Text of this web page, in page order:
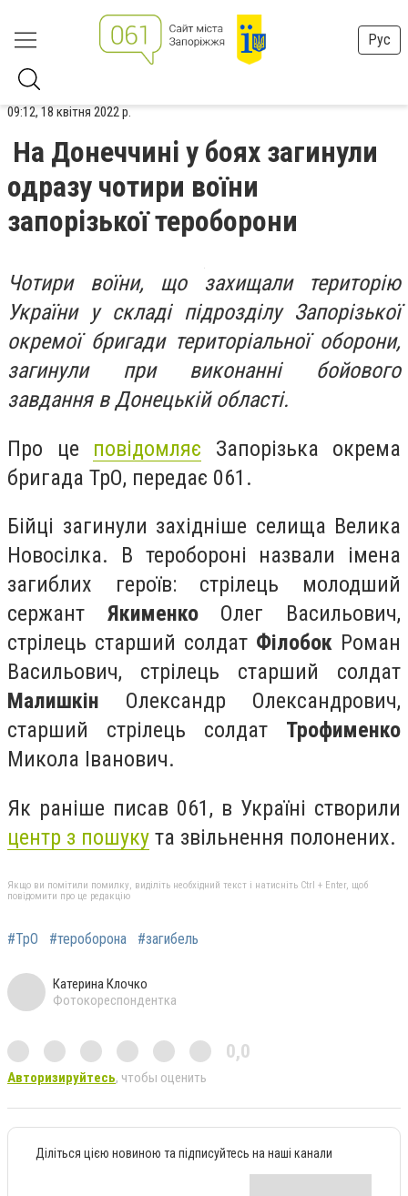
Рус
09:12, 18 квітня 2022 р.
На Донеччині у боях загинули
одразу чотири воїни
запорізької тероборони
Чотири воїни, що захищали територію
України у складі підрозділу Запорізької
окремої бригади територіальної оборони,
загинули при виконанні бойового
завдання в Донецькій області.
Про це повідомляє Запорізька окрема
бригада ТрО, передає 061.
Бійці загинули західніше селища Велика
Новосілка. В теробороні назвали імена
загиблих героїв: стрілець молодший
сержант ЯкименкоОлег Васильович,
стрілець старший солдат Філобок Роман
Васильович, стрілець старший солдат
Малишкін Олександр Олександрович,
старший стрілець солдат Трофименко
Микола Іванович.
Як раніше писав 061, в Україні створили
центр з пошуку та звільнення полонених.
Якщо ви помітили помилку, виділіть необхідний текст і натисніть Ctrl + Enter, щоб
повідомити про це редакцію
#ТрО #тероборона #загибель
Катерина Клочко
Фотокореспондентка
0,0
Авторизируйтесь, чтобы оценить
Діліться цією новиною та підписуйтесь на наші канали